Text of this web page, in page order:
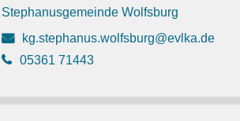
Stephanusgemeinde Wolfsburg
kg.stephanus.wolfsburg@evlka.de
05361 71443